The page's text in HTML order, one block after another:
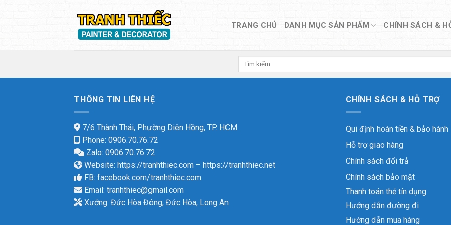
TRANG CHỦ DANH MỤC SẢN PHẨM CHÍNH SÁCH &
Tìm
THÔNG TIN LIÊN HỆ
7/6 Thành Thái, Phường Diên Hồng, TP. HCM
Phone: 0906.70.76.72
Zalo: 0906.70.76.72
Website: https://tranhthiec.com – https://tranhthiec.net
FB: facebook.com/tranhthiec.com
Email: tranhthiec@gmail.com
Xưởng: Đức Hòa Đông, Đức Hòa, Long An
CHÍNH SÁCH & HỖ TRỢ
Qui định hoàn tiền & bảo hành
Hỗ trợ giao hàng
Chính sách đổi trả
Chính sách bảo mật
Thanh toán thẻ tín dụng
Hướng dẫn đường đi
Hướng dẫn mua hàng